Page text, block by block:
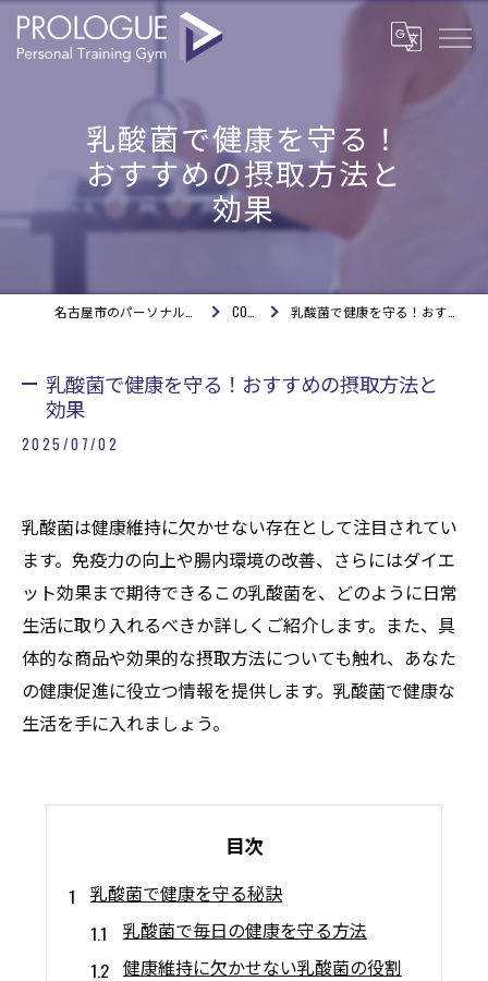
乳酸菌で健康を守る！
おすすめの摂取方法と
効果
COLUMN 乳酸菌で健康を守る！おすすめの摂取方法と効果
乳酸菌で健康を守る！おすすめの摂取方法と
効果
2025/07/02
乳酸菌は健康維持に欠かせない存在として注目されてい
ます。免疫力の向上や腸内環境の改善、さらにはダイエ
ット効果まで期待できるこの乳酸菌を、どのように日常
生活に取り入れるべきか詳しくご紹介します。また、具
体的な商品や効果的な摂取方法についても触れ、あなた
の健康促進に役立つ情報を提供します。乳酸菌で健康な
生活を手に入れましょう。
目次
乳酸菌で健康を守る秘訣
乳酸菌で毎日の健康を守る方法
健康維持に欠かせない乳酸菌の役割